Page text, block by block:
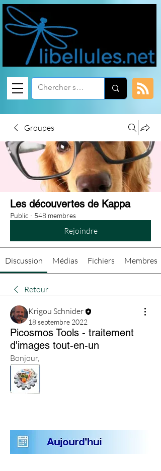
Groupes
Les découvertes de Kappa
Public · 548 membres
Rejoindre
Discussion Médias Fichiers Membres
Retour
Krigou Schnider
18 septembre 2022
Picosmos Tools - traitement
d'images tout-en-un
Bonjour,